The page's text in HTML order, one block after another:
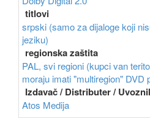
titlovi
srpski (samo za dijaloge koji
jeziku)
regionska zaštita
PAL, svi regioni (kupci van
moraju imati "multiregion" DVD
Izdavač / Distributer /
Atos Medija